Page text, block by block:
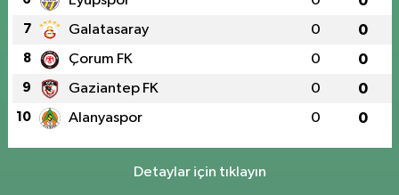
7 Galatasaray 0 0
8 Çorum FK 0 0
9 Gaziantep FK 0 0
10 Alanyaspor 0 0
Detaylar için tıklayın